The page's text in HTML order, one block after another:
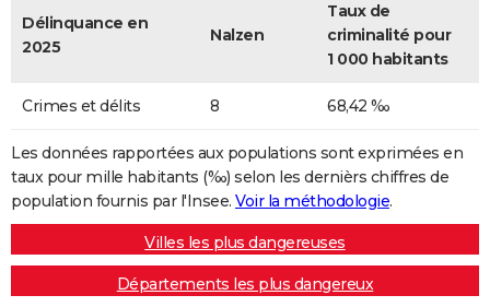
Délinquance en
2025
Nalzen
Taux de
criminalité pour
1 000 habitants
Crimes et délits 8 68,42 ‰
Les données rapportées aux populations sont exprimées en
taux pour mille habitants (‰) selon les dernièrs chiffres de
population fournis par l'Insee. Voir la méthodologie.
Villes les plus dangereuses
Départements les plus dangereux